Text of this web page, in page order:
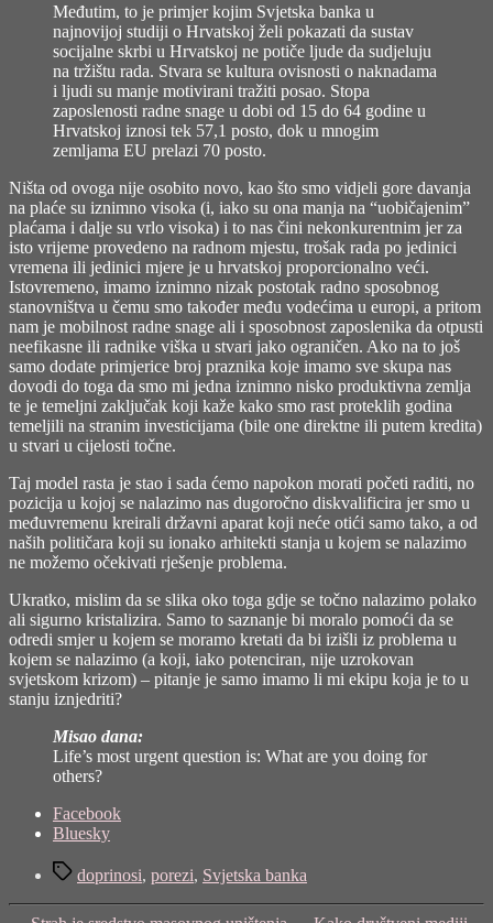
Međutim, to je primjer kojim Svjetska banka u
najnovijoj studiji o Hrvatskoj želi pokazati da sustav
socijalne skrbi u Hrvatskoj ne potiče ljude da sudjeluju
na tržištu rada. Stvara se kultura ovisnosti o naknadama
i ljudi su manje motivirani tražiti posao. Stopa
zaposlenosti radne snage u dobi od 15 do 64 godine u
Hrvatskoj iznosi tek 57,1 posto, dok u mnogim
zemljama EU prelazi 70 posto.
Ništa od ovoga nije osobito novo, kao što smo vidjeli gore davanja
na plaće su iznimno visoka (i, iako su ona manja na “uobičajenim”
plaćama i dalje su vrlo visoka) i to nas čini nekonkurentnim jer za
isto vrijeme provedeno na radnom mjestu, trošak rada po jedinici
vremena ili jedinici mjere je u hrvatskoj proporcionalno veći.
Istovremeno, imamo iznimno nizak postotak radno sposobnog
stanovništva u čemu smo također među vodećima u europi, a pritom
nam je mobilnost radne snage ali i sposobnost zaposlenika da otpusti
neefikasne ili radnike viška u stvari jako ograničen. Ako na to još
samo dodate primjerice broj praznika koje imamo sve skupa nas
dovodi do toga da smo mi jedna iznimno nisko produktivna zemlja
te je temeljni zaključak koji kaže kako smo rast proteklih godina
temeljili na stranim investicijama (bile one direktne ili putem kredita)
u stvari u cijelosti točne.
Taj model rasta je stao i sada ćemo napokon morati početi raditi, no
pozicija u kojoj se nalazimo nas dugoročno diskvalificira jer smo u
međuvremenu kreirali državni aparat koji neće otići samo tako, a od
naših političara koji su ionako arhitekti stanja u kojem se nalazimo
ne možemo očekivati rješenje problema.
Ukratko, mislim da se slika oko toga gdje se točno nalazimo polako
ali sigurno kristalizira. Samo to saznanje bi moralo pomoći da se
odredi smjer u kojem se moramo kretati da bi izišli iz problema u
kojem se nalazimo (a koji, iako potenciran, nije uzrokovan
svjetskom krizom) – pitanje je samo imamo li mi ekipu koja je to u
stanju iznjedriti?
Misao dana:
Life’s most urgent question is: What are you doing for
others?
Share
"Na
svijeta
Facebook
Bluesky
Tagsdoprinosi, porezi, Svjetska banka